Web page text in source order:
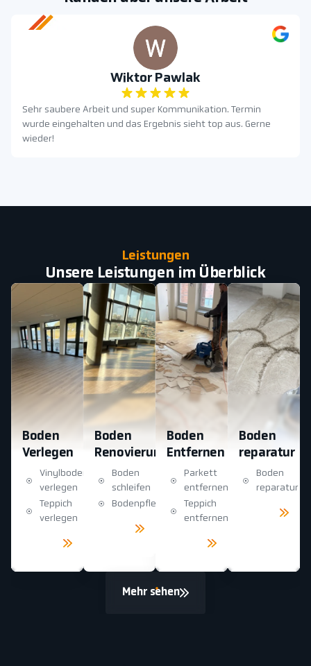
Wiktor Pawlak
Sehr saubere Arbeit und super Kommunikation. Termin
wurde eingehalten und das Ergebnis sieht top aus. Gerne
wieder!
Leistungen
Unsere Leistungen im Überblick
Boden
Verlegen
Vinylboden
verlegen
Teppich
verlegen
Boden
Renovierung
Boden
schleifen
Bodenpflege
Boden
Entfernen
Parkett
entfernen
Teppich
entfernen
Boden
reparatur
Boden
reparatur
Mehr sehen